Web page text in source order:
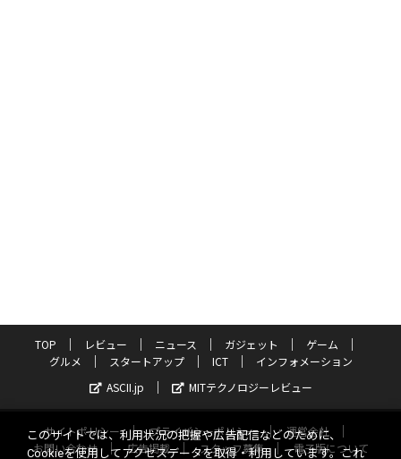
TOP レビュー ニュース ガジェット
ゲーム
グルメ
スタートアップ ICT
インフォメーション
ASCII.jp
MITテクノロジーレビュー
サイトポリシー プライバシーポリシー
運営会社
お問い合わせ
広告掲載 スタッフ募集 電子版について
このサイトでは、利用状況の把握や広告配信などのために、
Cookieを使用してアクセスデータを取得・利用しています。これ